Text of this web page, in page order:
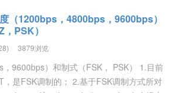
（1200bps，4800bps，9600bps）
PSK）
3879浏览
9600bps）和制式（FSK， PSK） 1.目前
，是FSK调制的； 2.基于FSK调制方式所对